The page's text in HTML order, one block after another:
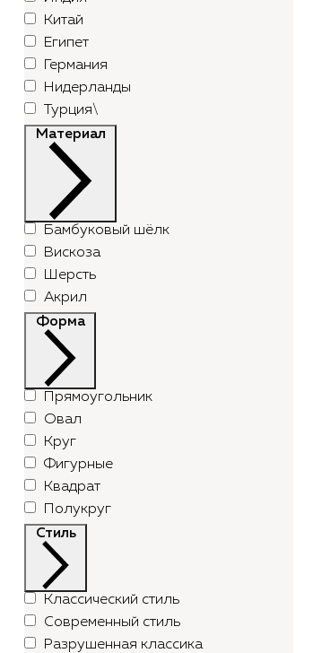
Китай
Египет
Германия
Нидерланды
Турция\
Материал
Бамбуковый шёлк
Вискоза
Шерсть
Акрил
Форма
Прямоугольник
Овал
Круг
Фигурные
Квадрат
Полукруг
Стиль
Классический стиль
Современный стиль
Разрушенная классика